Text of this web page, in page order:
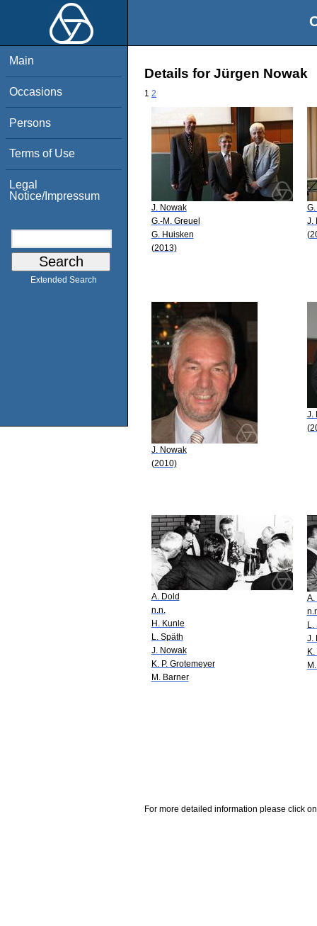
Main
Occasions
Persons
Terms of Use
Legal
Notice/Impressum
Extended Search
Details for Jürgen Nowak
1 2
J. Nowak
G.-M. Greuel
G. Huisken
(2013)
J.
J. Nowak
(2010)
J.
A. Dold
n.n.
H. Kunle
L. Späth
J. Nowak
K. P. Grotemeyer
M. Barner
A.
L.
J.
K.
For more detailed information please click